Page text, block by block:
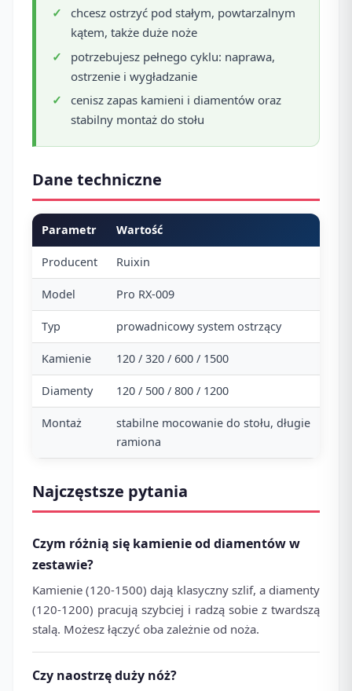
chcesz ostrzyć pod stałym, powtarzalnym
kątem, także duże noże
potrzebujesz pełnego cyklu: naprawa,
ostrzenie i wygładzanie
cenisz zapas kamieni i diamentów oraz
stabilny montaż do stołu
Dane techniczne
Parametr Wartość
Producent Ruixin
Model Pro RX-009
Typ prowadnicowy system ostrzący
Kamienie 120 / 320 / 600 / 1500
Diamenty 120 / 500 / 800 / 1200
Montaż
stabilne mocowanie do stołu, długie
ramiona
Najczęstsze pytania
Czym różnią się kamienie od diamentów w
zestawie?
Kamienie (120-1500) dają klasyczny szlif, a diamenty
(120-1200) pracują szybciej i radzą sobie z twardszą
stalą. Możesz łączyć oba zależnie od noża.
Czy naostrzę duży nóż?